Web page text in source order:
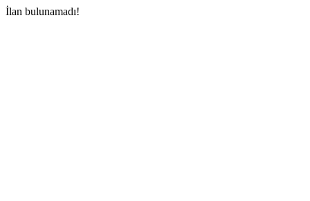
İlan bulunamadı!